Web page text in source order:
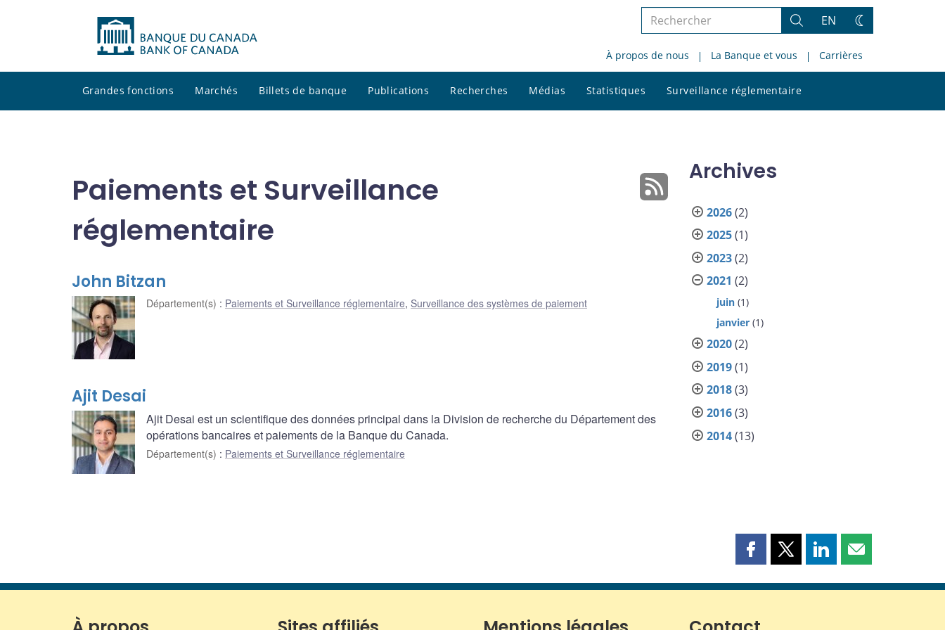
Rechercher
le
site
Rechercher
EN
Changez
thème
À propos de nous La Banque et vous Carrières
Grandes fonctions Marchés Billets de banque Publications Recherches Médias Statistiques Surveillance réglementaire
le
Paiements et Surveillance
réglementaire
John Bitzan
Département(s) : Paiements et Surveillance réglementaire, Surveillance des systèmes de paiement
Ajit Desai
Ajit Desai est un scientifique des données principal dans la Division de recherche du Département des
opérations bancaires et paiements de la Banque du Canada.
Département(s) : Paiements et Surveillance réglementaire
Archives
2026(2)
2025(1)
2023(2)
2021 (2)
juin (1)
janvier (1)
2020(2)
2019(1)
2018(3)
2016(3)
2014(13)
Partager
page
Facebook
Partager
page
Partager
page
Partager
page